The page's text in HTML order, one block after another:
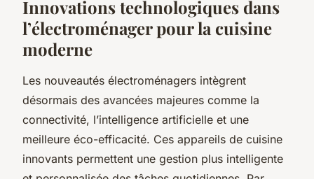
Innovations technologiques dans
l’électroménager pour la cuisine
moderne
Les nouveautés électroménagers intègrent
désormais des avancées majeures comme la
connectivité, l’intelligence artificielle et une
meilleure éco-efficacité. Ces appareils de cuisine
innovants permettent une gestion plus intelligente